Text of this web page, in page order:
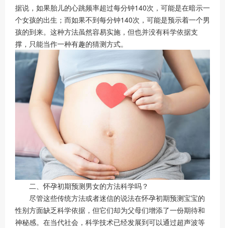
据说，如果胎儿的心跳频率超过每分钟140次，可能是在暗示一
个女孩的出生；而如果不到每分钟140次，可能是预示着一个男
孩的到来。这种方法虽然容易实施，但也并没有科学依据支
撑，只能当作一种有趣的猜测方式。
二、怀孕初期预测男女的方法科学吗？
尽管这些传统方法或者迷信的说法在怀孕初期预测宝宝的
性别方面缺乏科学依据，但它们却为父母们增添了一份期待和
神秘感。在当代社会，科学技术已经发展到可以通过超声波等